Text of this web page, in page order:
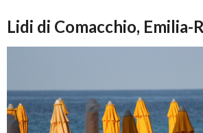
Lidi di Comacchio, Emilia-